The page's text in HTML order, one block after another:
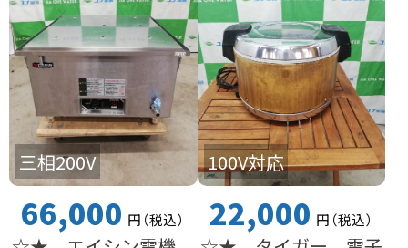
三相200V
66,000 円（税込）
100V対応
22,000 円（税込）